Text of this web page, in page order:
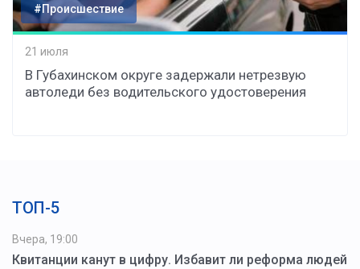
#Происшествие
21 июля
В Губахинском округе задержали нетрезвую
автоледи без водительского удостоверения
ТОП-5
Вчера, 19:00
Квитанции канут в цифру. Избавит ли реформа людей